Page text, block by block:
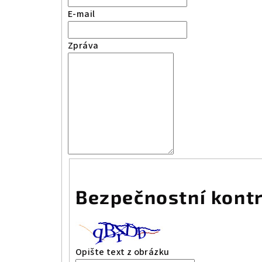
E-mail
Zpráva
Bezpečnostní
Opište text z obrázku